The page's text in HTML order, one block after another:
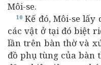
Môi-se.
10 Kế đó, Môi-se lấy
các vật ở tại đó biệt
lần trên bàn thờ và
đồ phụ tùng của bàn